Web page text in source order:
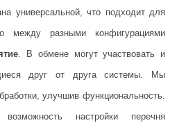
универсальной, что подходит для
между разными конфигурациями
. В обмене могут участвовать и
друг от друга системы. Мы
улучшив функциональность.
настройки перечня